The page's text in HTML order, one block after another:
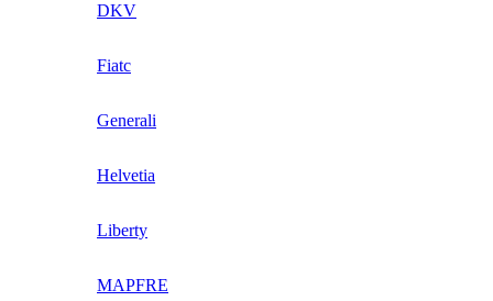
DKV
Fiatc
Generali
Helvetia
Liberty
MAPFRE